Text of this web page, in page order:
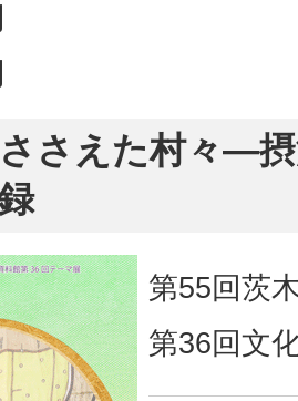
ささえた村々―
第55回茨
第36回文